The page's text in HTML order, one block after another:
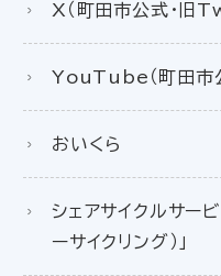
X（町田市公式・旧
YouTube（町田市
おいくら
シェアサイクルサー
ーサイクリング）」